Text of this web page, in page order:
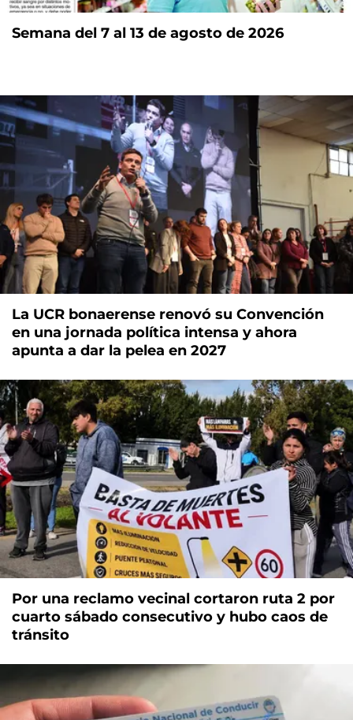
Semana del 7 al 13 de agosto de 2026
La UCR bonaerense renovó su Convención
en una jornada política intensa y ahora
apunta a dar la pelea en 2027
Por una reclamo vecinal cortaron ruta 2 por
cuarto sábado consecutivo y hubo caos de
tránsito